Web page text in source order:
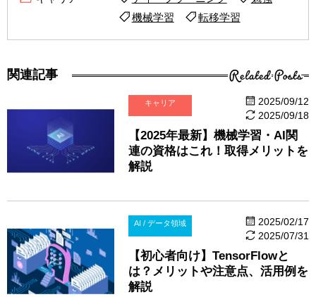
機械学習
転移学習
関連記事 Related Posts
キャリア
2025/09/12
2025/09/18
【2025年最新】機械学習・AI関
連の資格はこれ！取得メリットを
解説
AI / データ領域
2025/02/17
2025/07/31
【初心者向け】TensorFlowと
は？メリットや注意点、活用例を
解説